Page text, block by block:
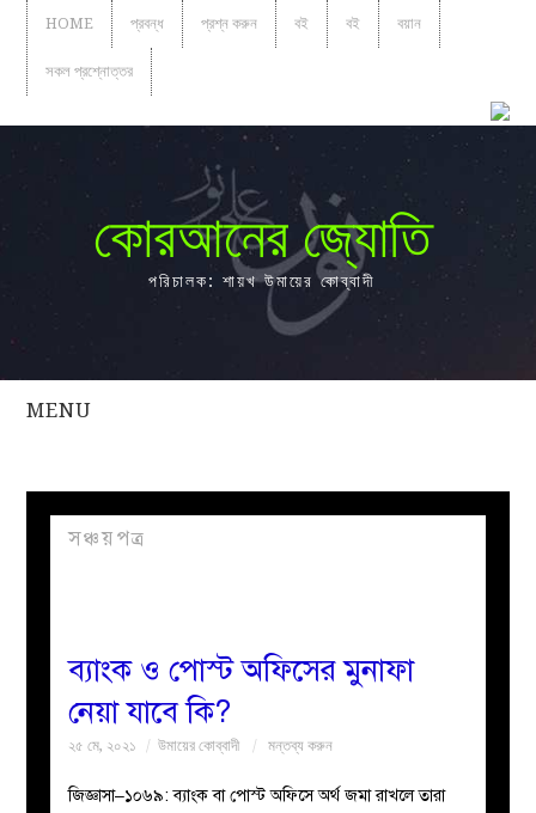
HOME প্রবন্ধ প্রশ্ন করুন বই বই বয়ান
সকল প্রশ্নোত্তর
কোরআনের জ্যোতি
পরিচালক: শায়খ উমায়ের কোব্বাদী
MENU
সকল
প্রবন্ধ
নারীদের
পাতা
সঞ্চয়পত্র
ব্যাংক ও পোস্ট অফিসের মুনাফা
নেয়া যাবে কি?
২৫ মে, ২০২১ উমায়ের কোব্বাদী মন্তব্য করুন
জিজ্ঞাসা–১০৬৯: ব্যাংক বা পোস্ট অফিসে অর্থ জমা রাখলে তারা